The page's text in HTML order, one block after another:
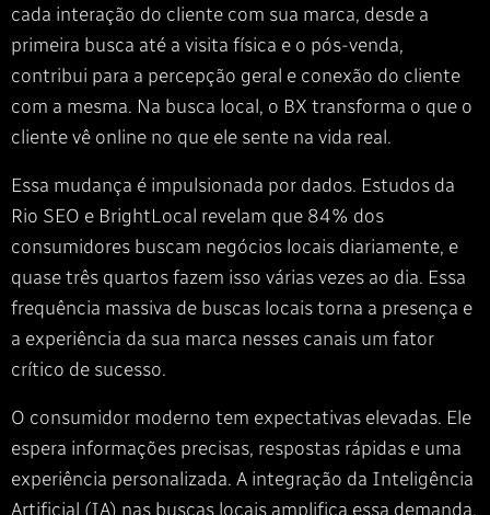
cada interação do cliente com sua marca, desde a
primeira busca até a visita física e o pós-venda,
contribui para a percepção geral e conexão do cliente
com a mesma. Na busca local, o BX transforma o que o
cliente vê online no que ele sente na vida real.
Essa mudança é impulsionada por dados. Estudos da
Rio SEO e BrightLocal revelam que 84% dos
consumidores buscam negócios locais diariamente, e
quase três quartos fazem isso várias vezes ao dia. Essa
frequência massiva de buscas locais torna a presença e
a experiência da sua marca nesses canais um fator
crítico de sucesso.
O consumidor moderno tem expectativas elevadas. Ele
espera informações precisas, respostas rápidas e uma
experiência personalizada. A integração da Inteligência
Artificial (IA) nas buscas locais amplifica essa demanda,